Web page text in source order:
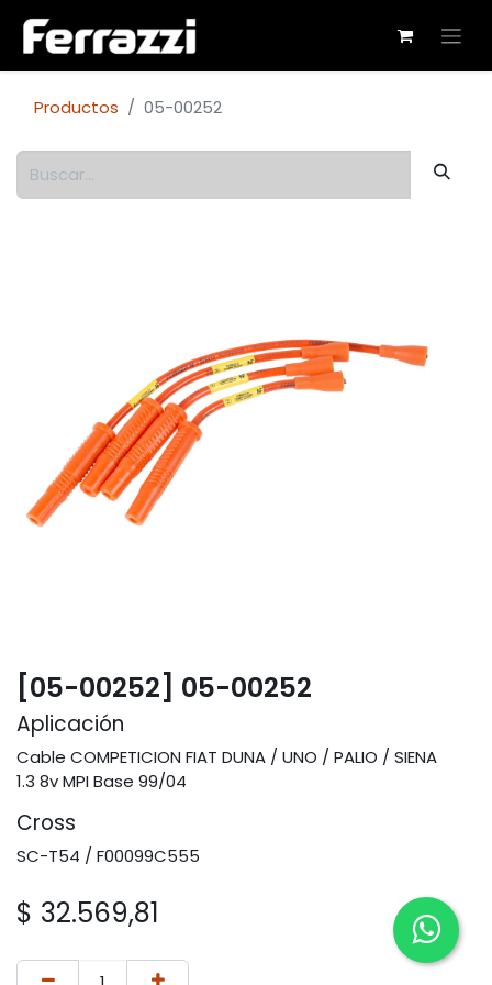
Productos 05-00252
[05-00252] 05-00252
Aplicación
Cable COMPETICION FIAT DUNA / UNO / PALIO / SIENA
1.3 8v MPI Base 99/04
Cross
SC-T54 / F00099C555
$ 32.569,81